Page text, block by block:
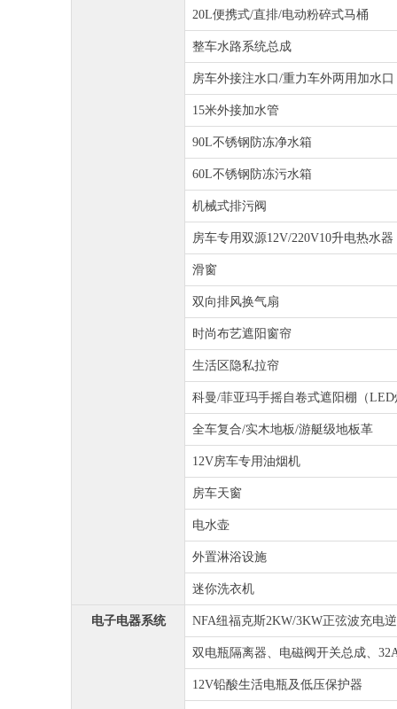
20L便携式/直排/电动粉碎式马桶
整车水路系统总成
房车外接注水口/重力车外两用加水口
15米外接加水管
90L不锈钢防冻净水箱
60L不锈钢防冻污水箱
机械式排污阀
房车专用双源12V/220V10升电热水器
滑窗
双向排风换气扇
时尚布艺遮阳窗帘
生活区隐私拉帘
科曼/菲亚玛手摇自卷式遮阳棚（LED
全车复合/实木地板/游艇级地板革
12V房车专用油烟机
房车天窗
电水壶
外置淋浴设施
迷你洗衣机
电子电器系统 NFA纽福克斯2KW/3KW正弦波充电
双电瓶隔离器、电磁阀开关总成、
12V铅酸生活电瓶及低压保护器